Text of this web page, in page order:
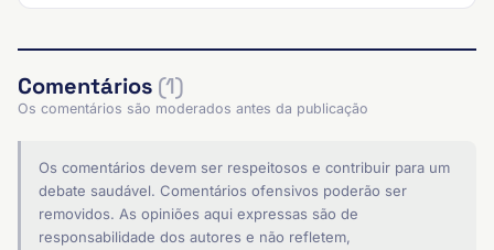
Comentários (1)
Os comentários são moderados antes da publicação
Os comentários devem ser respeitosos e contribuir para um
debate saudável. Comentários ofensivos poderão ser
removidos. As opiniões aqui expressas são de
responsabilidade dos autores e não refletem,